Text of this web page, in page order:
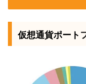
仮想通貨ポート